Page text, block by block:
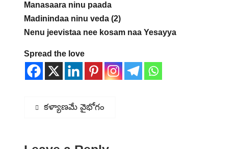
Manasaara ninu paada
Madinindaa ninu veda (2)
Nenu jeevistaa nee kosam naa Yesayya
Spread the love
Post
Previous
కళ్యాణమే వైభోగం